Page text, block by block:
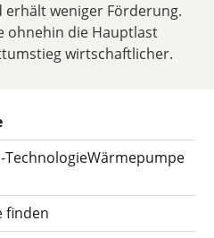
weniger Förderung.
ohnehin die Hauptlast
wirtschaftlicher.
finden